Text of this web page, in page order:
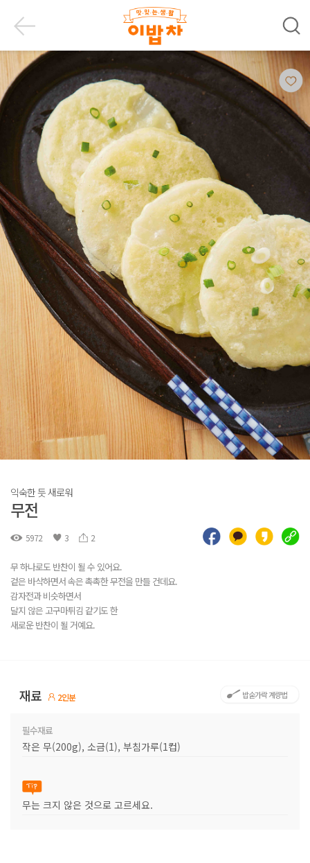
익숙한 듯 새로워
무전
5972 3 2
무 하나로도 반찬이 될 수 있어요.
겉은 바삭하면서 속은 촉촉한 무전을 만들 건데요.
감자전과 비슷하면서
달지 않은 고구마튀김 같기도 한
새로운 반찬이 될 거예요.
재료 2인분 밥숟가락 계량법
필수재료
작은 무(200g), 소금(1), 부침가루(1컵)
무는 크지 않은 것으로 고르세요.